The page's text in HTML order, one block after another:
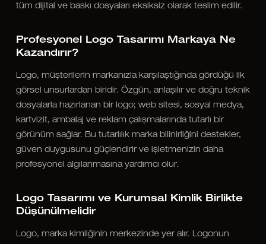
tüm dijital ve baskı dosyaları eksiksiz olarak teslim edilir.
Profesyonel Logo Tasarımı Markaya Ne
Kazandırır?
Logo, müşterilerin markanızla karşılaştığında gördüğü ilk
görsel unsurlardan biridir. Özgün, anlaşılır ve doğru teknik
dosyalarla hazırlanan bir logo; web sitesi, sosyal medya,
kartvizit, ambalaj ve reklam çalışmalarında tutarlı bir
görünüm sağlar. Bu tutarlılık marka bilinirliğini destekler,
güven duygusunu güçlendirir ve işletmenizin daha
profesyonel algılanmasına yardımcı olur.
Logo Tasarımı ve Kurumsal Kimlik Birlikte
Düşünülmelidir
Logo, marka kimliğinin merkezinde yer alır. Logonun